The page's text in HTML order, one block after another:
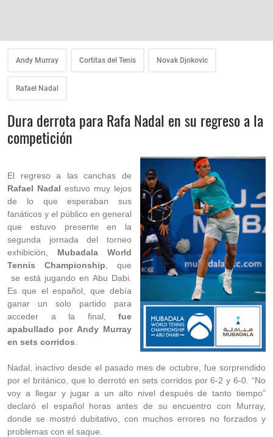
Andy Murray Cortitas del Tenis Novak Djokovic
Rafael Nadal
Dura derrota para Rafa Nadal en su regreso a la
competición
El regreso a las canchas de
Rafael Nadal estuvo muy lejos
de lo que esperaban sus
fanáticos y el público en general
que estuvo presente en la
segunda jornada del torneo
exhibición, Mubadala World
Tennis Championship , que
se está jugando en Abu Dabi.
Es que el español, que debía
ganar un solo partido para
acceder a la final, fue
apabullado por Andy Murray
en sets corridos
Nadal, inactivo desde el pasado mes de octubre, fue sorprendido
por el británico, que lo derrotó en sets corridos por 6-2 y 6-0. “No
voy a llegar y jugar a un alto nivel después de tanto tiempo”
declaró el español horas antes de su encuentro con Murray,
donde se mostró dubitativo, con muchos errores no forzados y
problemas con el saque.